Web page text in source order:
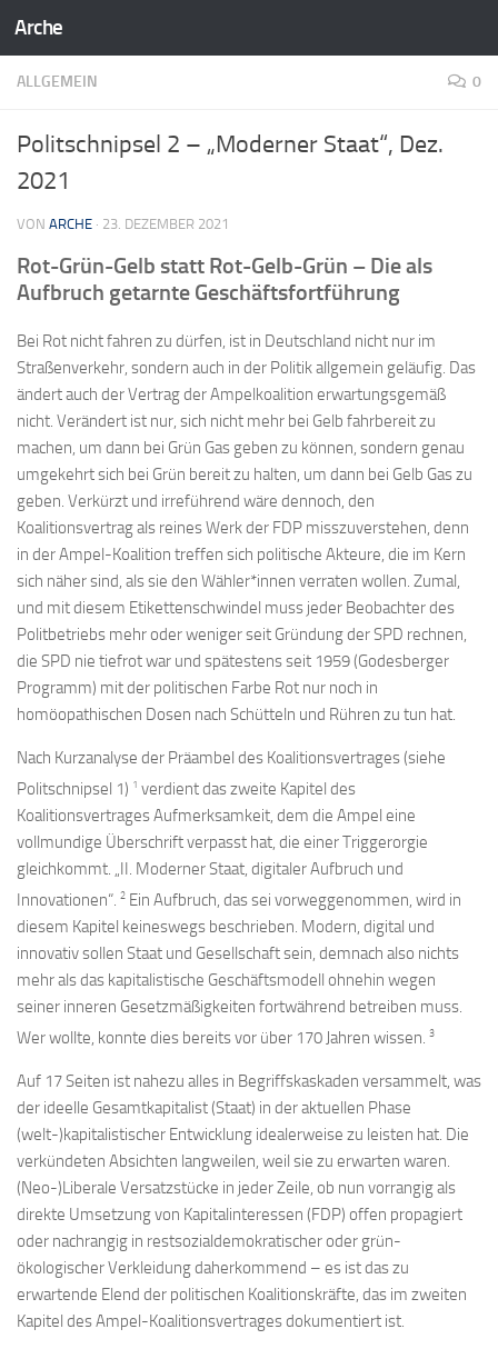
Zum Inhalt springen
Arche
ALLGEMEIN 0
Politschnipsel 2 – „Moderner Staat“, Dez.
2021
VON ARCHE · 23. DEZEMBER 2021
Rot-Grün-Gelb statt Rot-Gelb-Grün – Die als
Aufbruch getarnte Geschäftsfortführung
Bei Rot nicht fahren zu dürfen, ist in Deutschland nicht nur im
Straßenverkehr, sondern auch in der Politik allgemein geläufig. Das
ändert auch der Vertrag der Ampelkoalition erwartungsgemäß
nicht. Verändert ist nur, sich nicht mehr bei Gelb fahrbereit zu
machen, um dann bei Grün Gas geben zu können, sondern genau
umgekehrt sich bei Grün bereit zu halten, um dann bei Gelb Gas zu
geben. Verkürzt und irreführend wäre dennoch, den
Koalitionsvertrag als reines Werk der FDP misszuverstehen, denn
in der Ampel-Koalition treffen sich politische Akteure, die im Kern
sich näher sind, als sie den Wähler*innen verraten wollen. Zumal,
und mit diesem Etikettenschwindel muss jeder Beobachter des
Politbetriebs mehr oder weniger seit Gründung der SPD rechnen,
die SPD nie tiefrot war und spätestens seit 1959 (Godesberger
Programm) mit der politischen Farbe Rot nur noch in
homöopathischen Dosen nach Schütteln und Rühren zu tun hat.
Nach Kurzanalyse der Präambel des Koalitionsvertrages (siehe
Politschnipsel 1) 1 verdient das zweite Kapitel des
Koalitionsvertrages Aufmerksamkeit, dem die Ampel eine
vollmundige Überschrift verpasst hat, die einer Triggerorgie
gleichkommt. „II. Moderner Staat, digitaler Aufbruch und
Innovationen“. 2 Ein Aufbruch, das sei vorweggenommen, wird in
diesem Kapitel keineswegs beschrieben. Modern, digital und
innovativ sollen Staat und Gesellschaft sein, demnach also nichts
mehr als das kapitalistische Geschäftsmodell ohnehin wegen
seiner inneren Gesetzmäßigkeiten fortwährend betreiben muss.
Wer wollte, konnte dies bereits vor über 170 Jahren wissen. 3
Auf 17 Seiten ist nahezu alles in Begriffskaskaden versammelt, was
der ideelle Gesamtkapitalist (Staat) in der aktuellen Phase
(welt-)kapitalistischer Entwicklung idealerweise zu leisten hat. Die
verkündeten Absichten langweilen, weil sie zu erwarten waren.
(Neo-)Liberale Versatzstücke in jeder Zeile, ob nun vorrangig als
direkte Umsetzung von Kapitalinteressen (FDP) offen propagiert
oder nachrangig in restsozialdemokratischer oder grün-
ökologischer Verkleidung daherkommend – es ist das zu
erwartende Elend der politischen Koalitionskräfte, das im zweiten
Kapitel des Ampel-Koalitionsvertrages dokumentiert ist.